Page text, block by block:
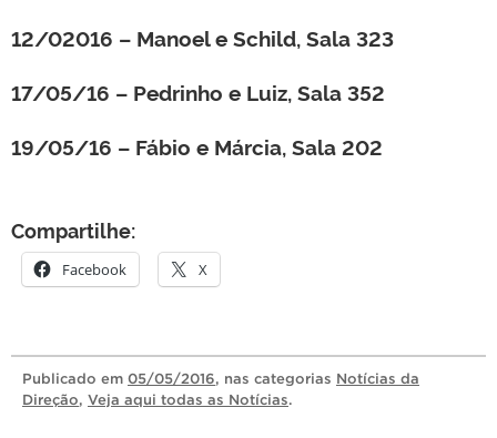
12/02016 – Manoel e Schild, Sala 323
17/05/16 – Pedrinho e Luiz, Sala 352
19/05/16 – Fábio e Márcia, Sala 202
Compartilhe:
Facebook X
Publicado em 05/05/2016, nas categorias Notícias da
Direção, Veja aqui todas as Notícias.